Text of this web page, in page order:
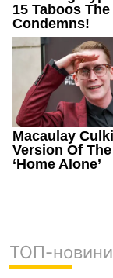
ТОП-новини